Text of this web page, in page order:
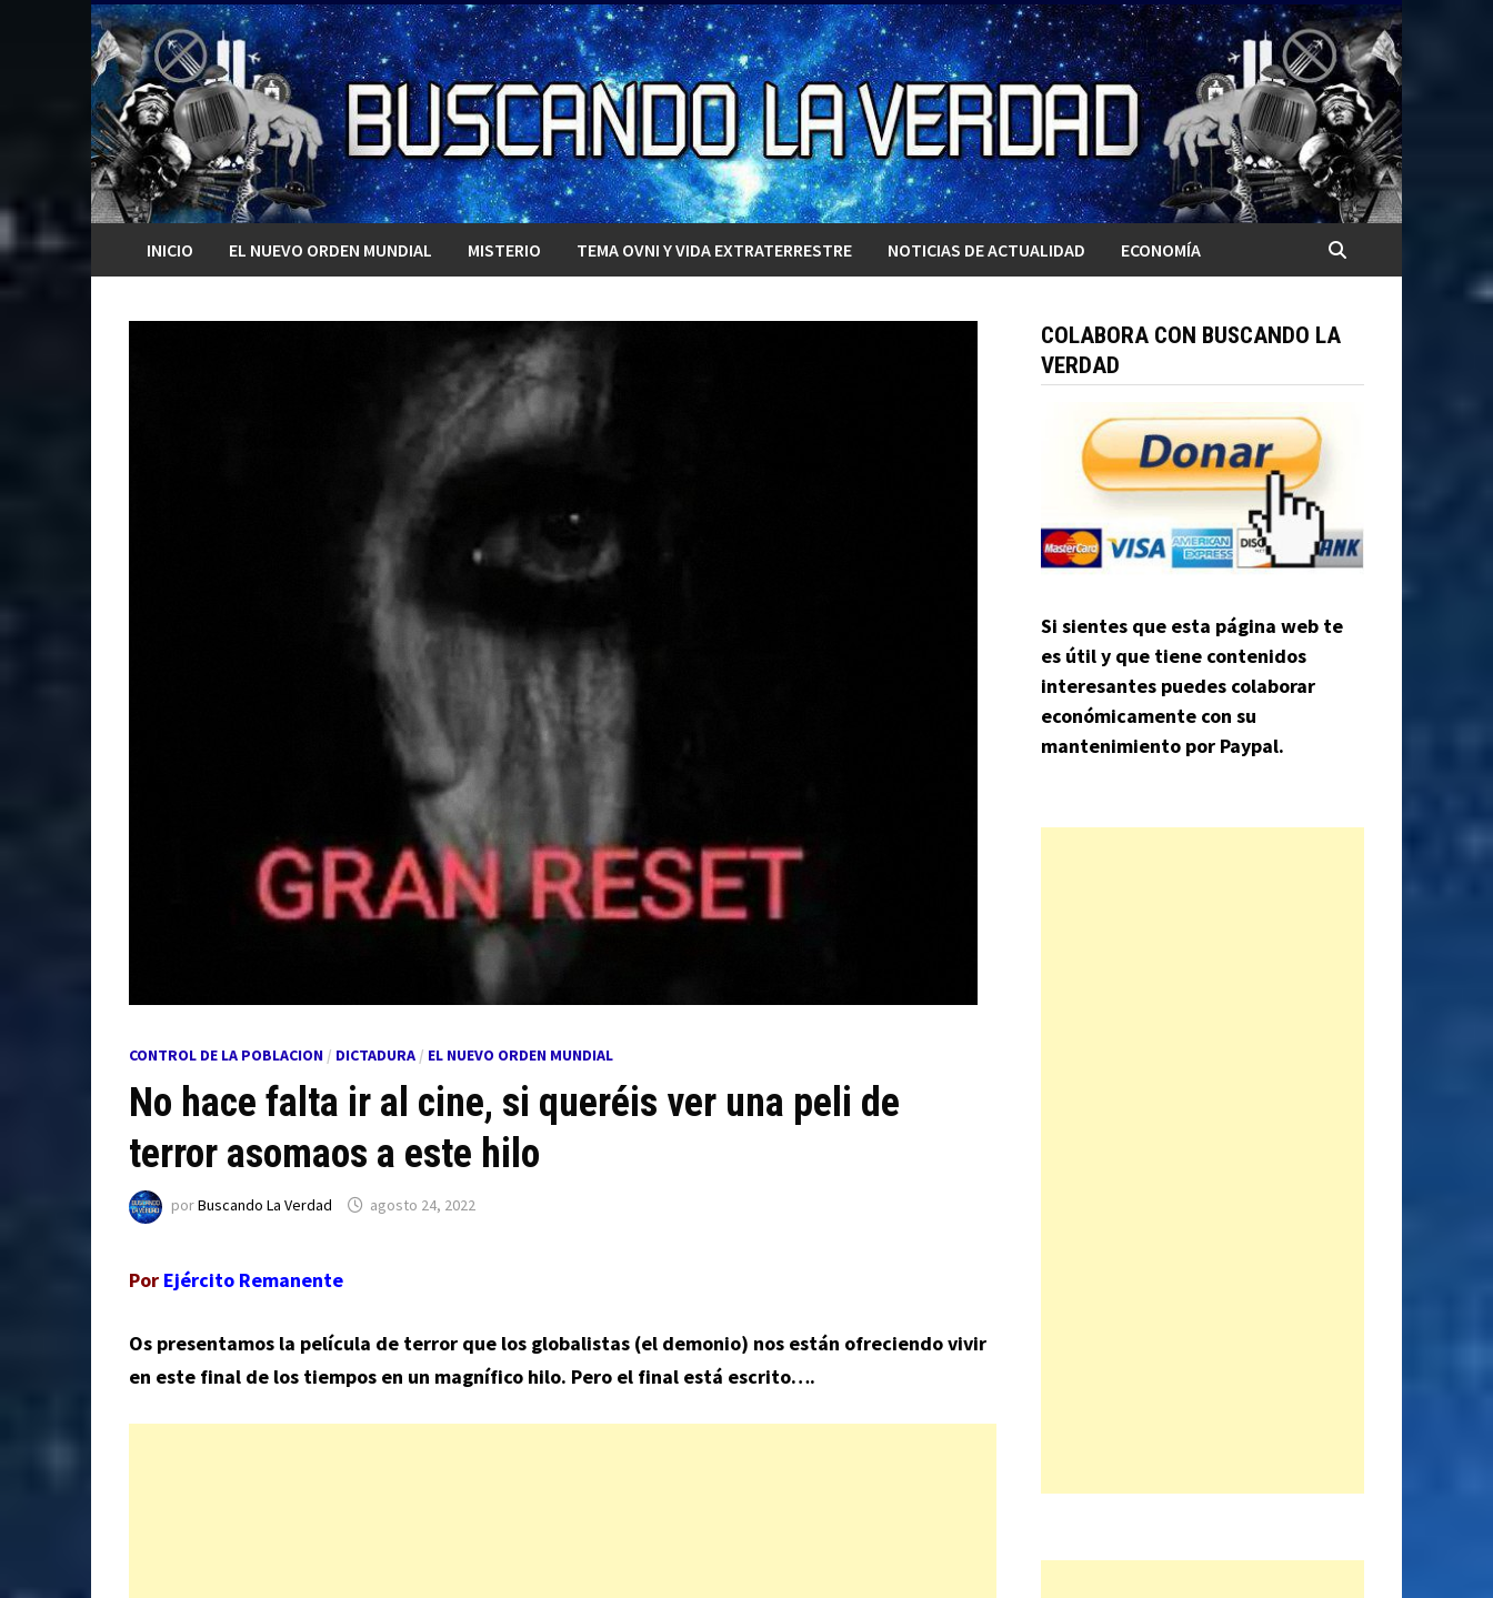
Saltar
al
contenido
INICIO EL NUEVO ORDEN MUNDIAL MISTERIO TEMA OVNI Y VIDA EXTRATERRESTRE NOTICIAS DE ACTUALIDAD ECONOMÍA
CONTROL DE LA POBLACION/ DICTADURA/ EL NUEVO ORDEN MUNDIAL
No hace falta ir al cine, si queréis ver una peli de
terror asomaos a este hilo
porBuscando La Verdad agosto 24, 2022
Por Ejército Remanente
Os presentamos la película de terror que los globalistas (el demonio) nos están ofreciendo vivir
en este final de los tiempos en un magnífico hilo. Pero el final está escrito….
COLABORA CON BUSCANDO LA
VERDAD
Si sientes que esta página web te
es útil y que tiene contenidos
interesantes puedes colaborar
económicamente con su
mantenimiento por Paypal.